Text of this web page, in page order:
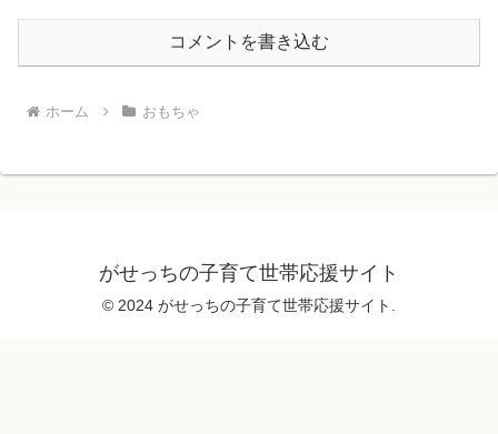
コメントを書き込む
ホーム おもちゃ
がせっちの子育て世帯応援サイト
© 2024 がせっちの子育て世帯応援サイト.